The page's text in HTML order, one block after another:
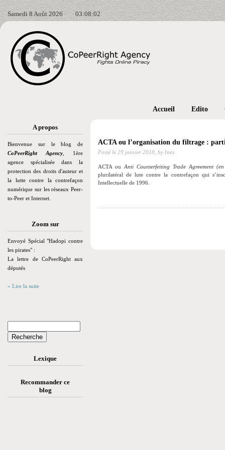
Samedi 8 Août 2026 03:08:03
A propos
Bienvenue sur le blog de
CoPeerRight Agency , 1ère
agence spécialisée dans la
protection des droits d'auteur et
la lutte contre la contrefaçon
numérique sur les réseaux Peer-
to-Peer et Internet.
Zoom sur
Envoyé Spécial "Hadopi contre
les pirates" :
La lettre de CoPeerRight aux
députés
» Lire la suite
Lexique
Recommander ce
blog
Accueil Edito
ACTA ou l’organisation du filtrage :
Posté le 29 janvier 2010, by Ines
ACTA ou Anti Counterfeiting Trade Agreement
plurilatéral de lute contre la contrefaçon qui
Intellectuelle de 1996.